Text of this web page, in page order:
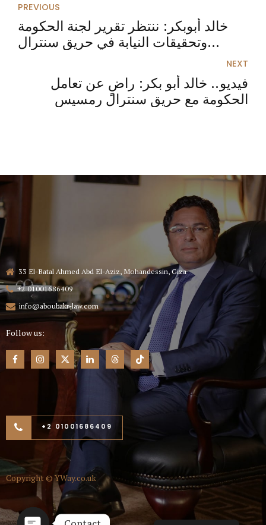
PREVIOUS
خالد أبوبكر: ننتظر تقرير لجنة الحكومة
وتحقيقات النيابة في حريق سنترال
NEXT
فيديو.. خالد أبو بكر: راضٍ عن تعامل
الحكومة مع حريق سنترال رمسيس
33 El-Batal Ahmed Abd El-Aziz, Mohandessin, Giza
+2 01001686409
info@aboubakr-law.com
Follow us:
+2 01001686409
Copyright ©YWay.co.uk